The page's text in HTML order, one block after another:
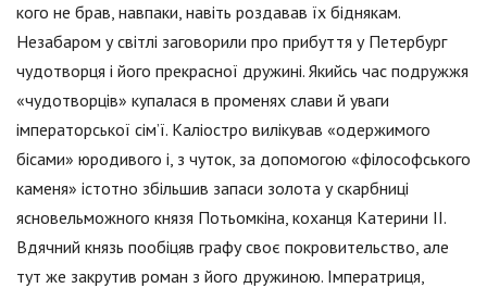
кого не брав, навпаки, навіть роздавав їх біднякам.
Незабаром у світлі заговорили про прибуття у Петербург
чудотворця і його прекрасної дружині. Якийсь час подружжя
«чудотворців» купалася в променях слави й уваги
імператорської сім’ї. Каліостро вилікував «одержимого
бісами» юродивого і, з чуток, за допомогою «філософського
каменя» істотно збільшив запаси золота у скарбниці
ясновельможного князя Потьомкіна, коханця Катерини II.
Вдячний князь пообіцяв графу своє покровительство, але
тут же закрутив роман з його дружиною. Імператриця,